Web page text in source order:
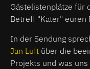
Gästelistenplätze für
Betreff "Kater" euren
In der Sendung
Jan Luft über die
Projekts und was